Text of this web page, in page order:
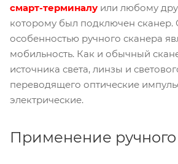
смарт-терминалу или любому
которому был подключен сканер.
особенностью ручного сканера
мобильность. Как и обычный
источника света, линзы и
переводящего оптические
электрические.
Применение ручного